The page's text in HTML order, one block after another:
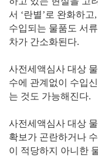
서 ‘란별’로 완화하
수입되는 물품도 서
차가 간소화된다.
사전세액심사 대상
수에 관계없이 수입
는 것도 가능해진다.
사전세액심사 대상
확보가 곤란하거나
이 적당하지 아니한